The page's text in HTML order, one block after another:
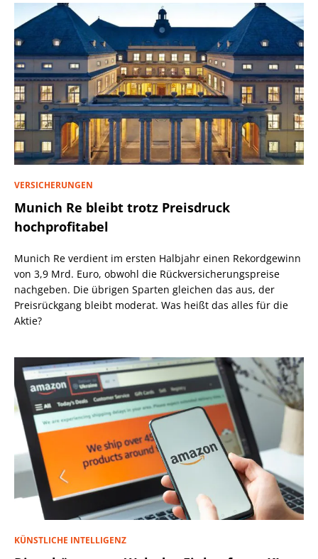
VERSICHERUNGEN
Munich Re bleibt trotz Preisdruck
hochprofitabel
Munich Re verdient im ersten Halbjahr einen Rekordgewinn
von 3,9 Mrd. Euro, obwohl die Rückversicherungspreise
nachgeben. Die übrigen Sparten gleichen das aus, der
Preisrückgang bleibt moderat. Was heißt das alles für die
Aktie?
KÜNSTLICHE INTELLIGENZ